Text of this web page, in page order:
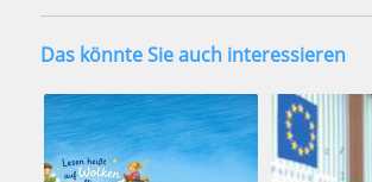
Das könnte Sie auch interessieren